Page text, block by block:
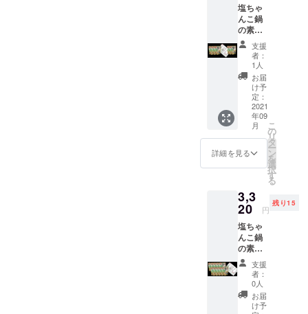
塩ちゃ
んこ鍋
の素
270g×5
袋 (送料
&消費税
込） 賞
味期300
日～365
日の間
原材料:
食塩、
魚醤(い
わし、
食塩)、
昆布エ
本みり
ん、鯛
(国産)、
鯛エキ
ス、焼
きあご
(とびう
お)エキ
ス、昆
布/調味
料(アミ
支援
者：
1人
お届
け予
定：
2021
年09
月
詳細を見る
こ
の
リ
タ
ー
ン
を
選
択
す
る
3,3
20 円
残り15
塩ちゃ
んこ鍋
の素
270g×1
0袋 (送
料&消費
税込）
賞味期
支援
者：
0人
お届
け予